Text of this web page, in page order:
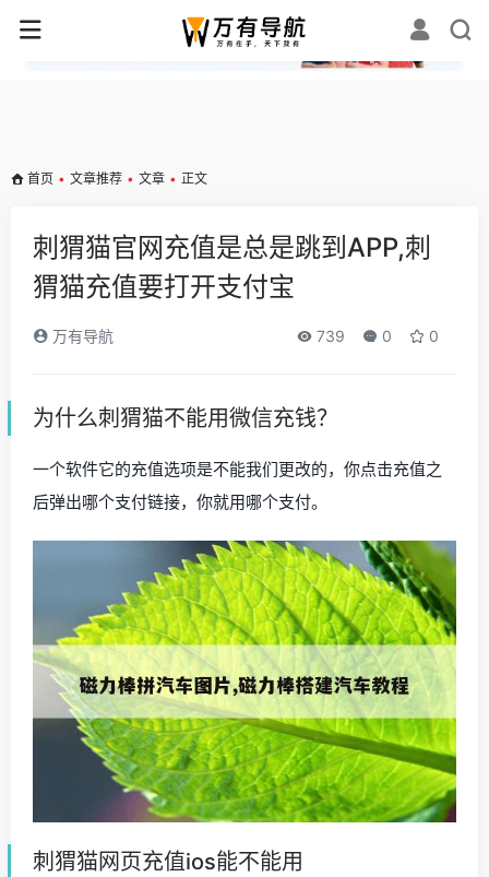
✕
首页 • 文章推荐 • 文章 • 正文
刺猬猫官网充值是总是跳到APP,刺
猬猫充值要打开支付宝
万有导航 739 0 0
为什么刺猬猫不能用微信充钱？
一个软件它的充值选项是不能我们更改的，你点击充值之
后弹出哪个支付链接，你就用哪个支付。
刺猬猫网页充值ios能不能用